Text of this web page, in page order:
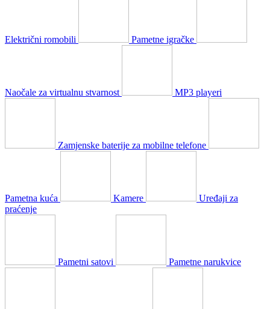
Električni romobili Pametne igračke
Naočale za virtualnu stvarnost MP3 playeri
Zamjenske baterije za mobilne telefone
Pametna kuća Kamere
Uređaji za
praćenje
Pametni satovi Pametne narukvice